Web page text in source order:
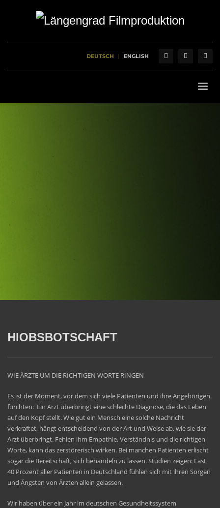
DEUTSCH ENGLISH
HIOBSBOTSCHAFT
WIE ÄRZTE UM DIE RICHTIGEN WORTE RINGEN
Es ist der Moment, vor dem sich viele Patienten und ihre Angehörigen
fürchten: Ein Arzt überbringt eine schlechte Diagnose, die das Leben
auf den Kopf stellt. Wie gut ein Mensch eine solche Nachricht
verkraftet, hängt entscheidend von der Art und Weise ab, wie sie der
Arzt überbringt. Fehlen ihm Empathie, Verständnis und die richtigen
Worte, kann das zerstörerisch wirken. Bei manchen Patienten erlischt
sogar die Bereitschaft, sich behandeln zu lassen. Studien zeigen: Fast
40 Prozent aller Patienten in Deutschland fühlen sich mit ihren Sorgen
und Ängsten von Ärzten allein gelassen.
Wir haben über ein Jahr im deutschen Gesundheitssystem